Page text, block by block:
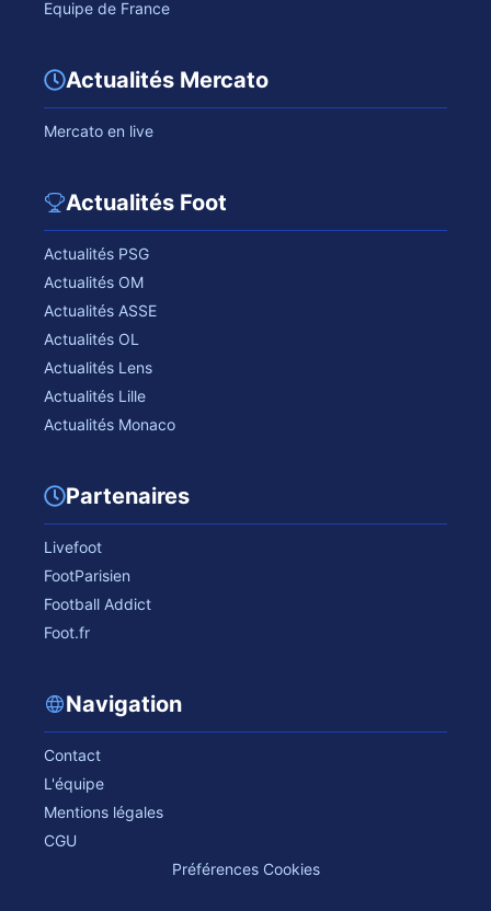
Equipe de France
Actualités Mercato
Mercato en live
Actualités Foot
Actualités PSG
Actualités OM
Actualités ASSE
Actualités OL
Actualités Lens
Actualités Lille
Actualités Monaco
Partenaires
Livefoot
FootParisien
Football Addict
Foot.fr
Navigation
Contact
L'équipe
Mentions légales
CGU
Préférences Cookies